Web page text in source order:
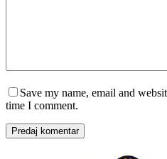
Save my name, email and
time I comment.
Predaj komentar